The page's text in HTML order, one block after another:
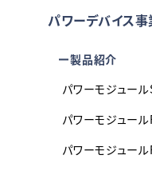
パワーデバイス事
製品紹介
パワーモジュー
パワーモジュー
パワーモジュー